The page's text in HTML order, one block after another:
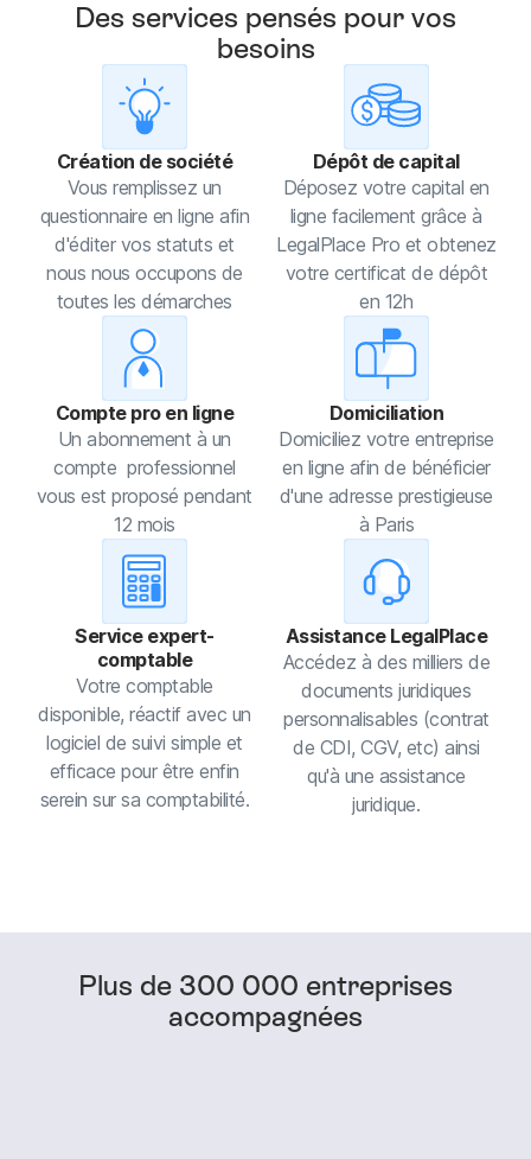
Des services pensés pour vos
besoins
Création de société
Vous remplissez un
questionnaire en ligne afin
d'éditer vos statuts et
nous nous occupons de
toutes les démarches
Dépôt de capital
Déposez votre capital en
ligne facilement grâce à
LegalPlace Pro et obtenez
votre certificat de dépôt
en 12h
Compte pro en ligne
Un abonnement à un
compte professionnel
vous est proposé pendant
12 mois
Domiciliation
Domiciliez votre entreprise
en ligne afin de bénéficier
d'une adresse prestigieuse
à Paris
Service expert-
comptable
Votre comptable
disponible, réactif avec un
logiciel de suivi simple et
efficace pour être enfin
serein sur sa comptabilité.
Assistance LegalPlace
Accédez à des milliers de
documents juridiques
personnalisables (contrat
de CDI, CGV, etc) ainsi
qu'à une assistance
juridique.
Plus de 300 000 entreprises
accompagnées